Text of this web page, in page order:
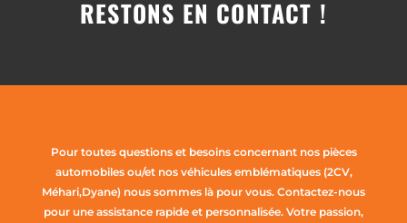
RESTONS EN CONTACT !
Pour toutes questions et besoins concernant nos pièces
automobiles ou/et nos véhicules emblématiques (2CV,
Méhari,Dyane) nous sommes là pour vous. Contactez-nous
pour une assistance rapide et personnalisée. Votre passion,